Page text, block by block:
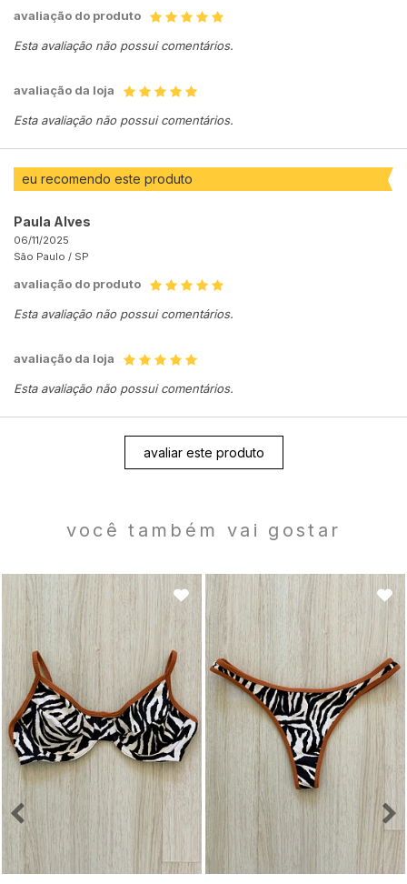
avaliação do produto
Esta avaliação não possui comentários.
avaliação da loja
Esta avaliação não possui comentários.
eu recomendo este produto
Paula Alves
06/11/2025
São Paulo / SP
avaliação do produto
Esta avaliação não possui comentários.
avaliação da loja
Esta avaliação não possui comentários.
avaliar este produto
você também vai gostar